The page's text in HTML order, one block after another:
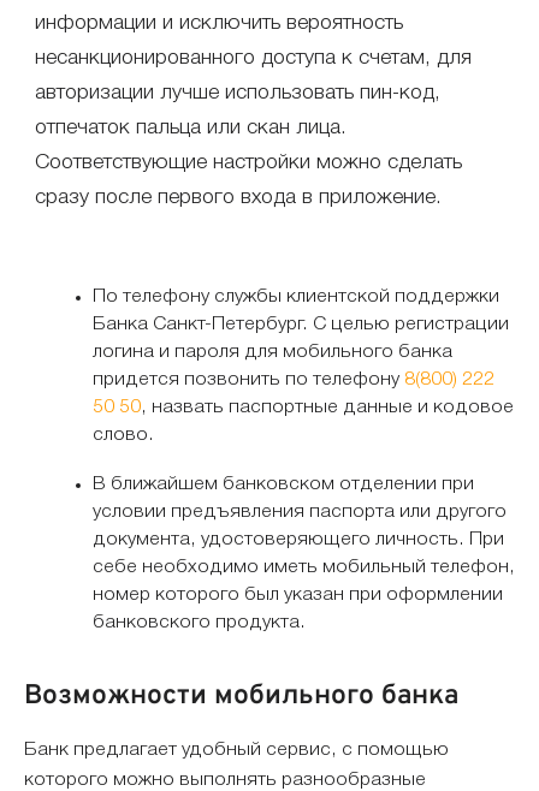
информации и исключить вероятность
несанкционированного доступа к счетам, для
авторизации лучше использовать пин-код,
отпечаток пальца или скан лица.
Соответствующие настройки можно сделать
сразу после первого входа в приложение.
По телефону службы клиентской поддержки
Банка Санкт-Петербург. С целью регистрации
логина и пароля для мобильного банка
придется позвонить по телефону 8(800) 222
50 50, назвать паспортные данные и кодовое
слово.
В ближайшем банковском отделении при
условии предъявления паспорта или другого
документа, удостоверяющего личность. При
себе необходимо иметь мобильный телефон,
номер которого был указан при оформлении
банковского продукта.
Возможности мобильного банка
Банк предлагает удобный сервис, с помощью
которого можно выполнять разнообразные